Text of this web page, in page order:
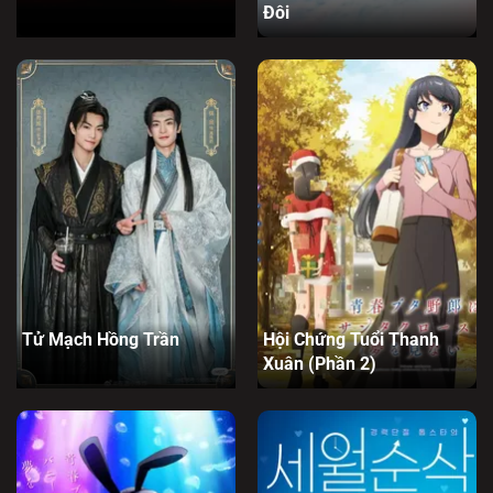
Đôi
Tử Mạch Hồng Trần
Hội Chứng Tuổi Thanh
Xuân (Phần 2)